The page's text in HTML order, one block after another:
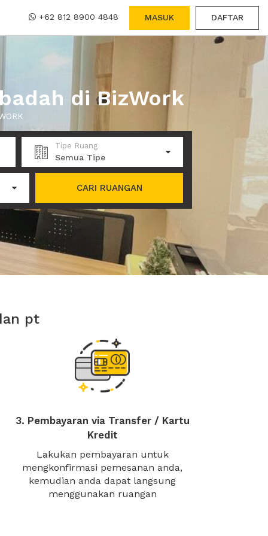
+62 812 8900 4848 MASUK DAFTAR
di BizWork
Tipe Ruang
Semua Tipe
CARI RUANGAN
pt
3. Pembayaran via Transfer / Kartu
Kredit
Lakukan pembayaran untuk
mengkonfirmasi pemesanan anda,
kemudian anda dapat langsung
menggunakan ruangan